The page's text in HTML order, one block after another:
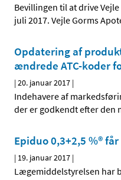
Bevillingen til at drive
juli 2017. Vejle Gorms
Opdatering af
ændrede ATC-koder
|20. januar 2017 |
Indehavere af
der er godkendt efter den
Epiduo 0,3+2,5 %®
| 19. januar 2017 |
Lægemiddelstyrelsen har